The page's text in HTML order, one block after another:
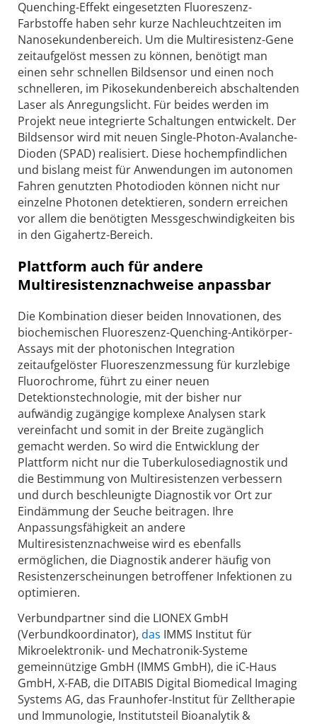
Quenching-Effekt eingesetzten Fluoreszenz-
Farbstoffe haben sehr kurze Nachleuchtzeiten im
Nanosekundenbereich. Um die Multiresistenz-Gene
zeitaufgelöst messen zu können, benötigt man
einen sehr schnellen Bildsensor und einen noch
schnelleren, im Pikosekundenbereich abschaltenden
Laser als Anregungslicht. Für beides werden im
Projekt neue integrierte Schaltungen entwickelt. Der
Bildsensor wird mit neuen Single-Photon-Avalan­che-
Dioden (SPAD) realisiert. Diese hochempfindlichen
und bislang meist für Anwendungen im autonomen
Fahren genutzten Photodioden können nicht nur
einzelne Photonen detektieren, sondern erreichen
vor allem die benötigten Messgeschwindigkeiten bis
in den Gigahertz-Bereich.
Plattform auch für andere
Multiresistenznachweise anpassbar
Die Kombination dieser beiden Innovationen, des
biochemischen Fluoreszenz-Quenching-Antikörper-
Assays mit der photonischen Integration
zeitaufgelöster Fluoreszenzmessung für kurzlebige
Fluorochrome, führt zu einer neuen
Detektionstechnologie, mit der bisher nur
aufwändig zugängige komplexe Analysen stark
vereinfacht und somit in der Breite zugänglich
gemacht werden. So wird die Entwicklung der
Plattform nicht nur die Tuberkulosediagnostik und
die Bestimmung von Multiresistenzen verbessern
und durch beschleunigte Diagnostik vor Ort zur
Eindämmung der Seuche beitragen. Ihre
Anpassungsfähigkeit an andere
Multiresistenznachweise wird es ebenfalls
ermöglichen, die Diagnostik anderer häufig von
Resistenzerscheinungen betroffener Infektionen zu
optimieren.
Verbundpartner sind die LIONEX GmbH
(Verbundkoordinator), das IMMS Institut für
Mikroelektronik- und Mechatronik-Systeme
gemeinnützige GmbH (IMMS GmbH), die iC-Haus
GmbH, X-FAB, die DITABIS Digital Biomedical Imaging
Systems AG, das Fraunhofer-Institut für Zelltherapie
und Immunologie, Institutsteil Bioanalytik &